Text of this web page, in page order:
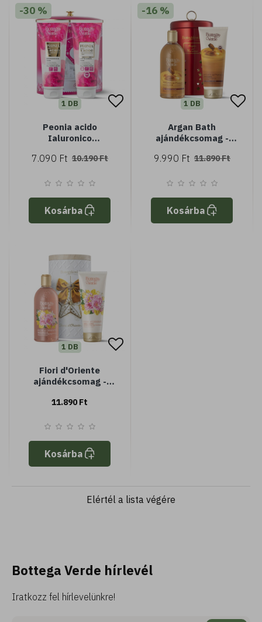
-30 %
1 DB
Peonia acido
Ialuronico
7.090 Ft 10.190 Ft
Kosárba
-16 %
1 DB
Argan Bath
ajándékcsomag -
9.990 Ft 11.890 Ft
Kosárba
1 DB
Fiori d'Oriente
ajándékcsomag -
11.890 Ft
Kosárba
Elértél a lista végére
Bottega Verde hírlevél
Iratkozz fel hírlevelünkre!